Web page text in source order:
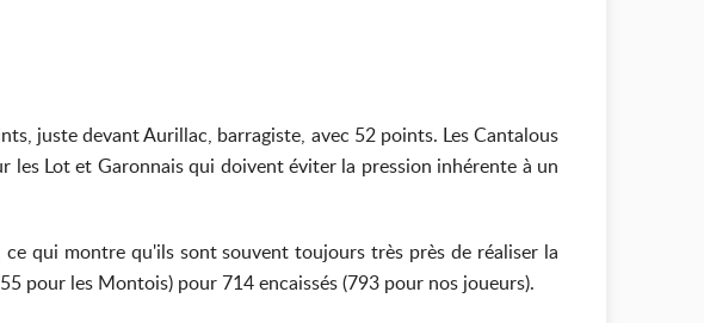
juste devant Aurillac, barragiste, avec 52 points. Les Cantalous
Lot et Garonnais qui doivent éviter la pression inhérente à un
qui montre qu'ils sont souvent toujours très près de réaliser la
pour les Montois) pour 714 encaissés (793 pour nos joueurs).